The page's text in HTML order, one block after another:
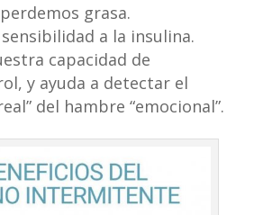
grasa.
a la insulina.
capacidad de
y ayuda a detectar el
del hambre “emocional”.